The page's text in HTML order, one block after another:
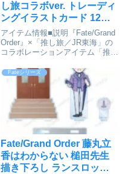
し旅コラボver. トレーディ
ングイラストカード 12個
入りBOX[アルマビアンカ]
が予約受付開始
アイテム情報■説明『Fate/Grand
Order』×「推し旅／JR東海」の
コラボレーションアイテム「推し
ストカード」の登場です。描き下
ろしイラストのマシュ・キリエラ
イト、ネモ、太公望、イシュタル
をイラ...
Fateシリーズ
Fate/Grand Order 藤丸立
香はわからない 槌田先生
描き下ろし ランスロット